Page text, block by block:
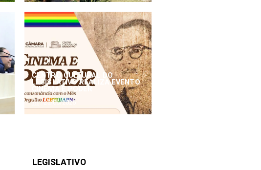
CENTRO CULTURAL DO
LEGISLATIVO REALIZA EVENTO
CINEMA E PODER
25/06/2026
LEGISLATIVO